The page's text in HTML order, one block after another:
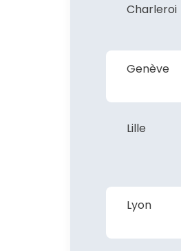
Charleroi
Genève
Lille
Lyon